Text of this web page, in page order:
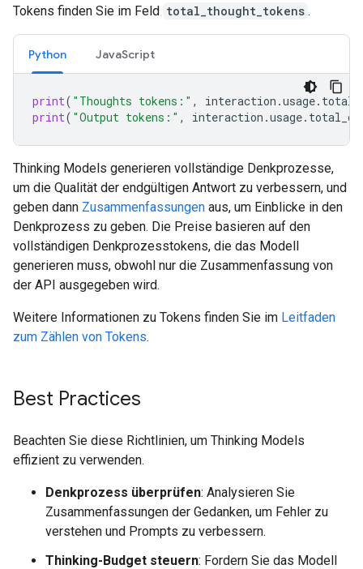
Tokens finden Sie im Feld total_thought_tokens .
Python JavaScript
print( "Thoughts tokens:" , interaction .usage.
print( "Output tokens:" , interaction .usage.
Thinking Models generieren vollständige Denkprozesse,
um die Qualität der endgültigen Antwort zu verbessern, und
geben dann Zusammenfassungen aus, um Einblicke in den
Denkprozess zu geben. Die Preise basieren auf den
vollständigen Denkprozesstokens, die das Modell
generieren muss, obwohl nur die Zusammenfassung von
der API ausgegeben wird.
Weitere Informationen zu Tokens finden Sie im Leitfaden
zum Zählen von Tokens.
Best Practices
Beachten Sie diese Richtlinien, um Thinking Models
effizient zu verwenden.
Denkprozess überprüfen: Analysieren Sie
Zusammenfassungen der Gedanken, um Fehler zu
verstehen und Prompts zu verbessern.
Thinking-Budget steuern: Fordern Sie das Modell